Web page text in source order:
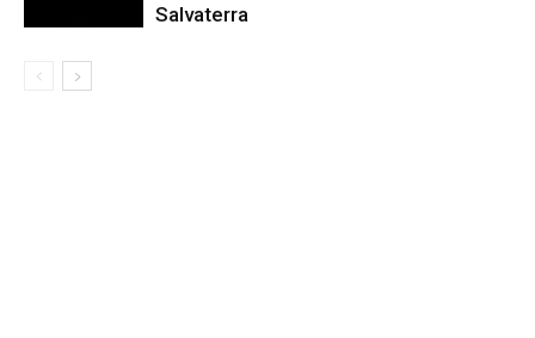
Salvaterra